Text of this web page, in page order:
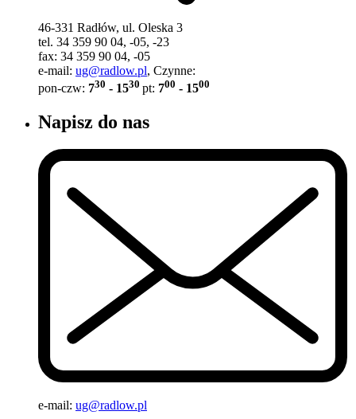
46-331 Radłów, ul. Oleska 3
tel. 34 359 90 04, -05, -23
fax: 34 359 90 04, -05
e-mail: ug@radlow.pl, Czynne:
pon-czw: 730 - 1530 pt: 700 - 1500
Napisz do nas
e-mail: ug@radlow.pl